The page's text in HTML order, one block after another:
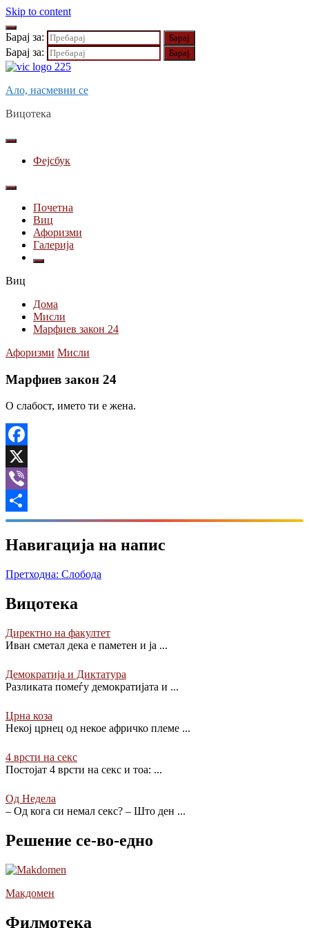
Skip to content
Барај за:
Барај за:
Ало, насмевни се
Вицотека
Фејсбук
Почетна
Виц
Афоризми
Галерија
Виц
Дома
Мисли
Марфиев закон 24
Афоризми Мисли
Марфиев закон 24
О слабост, името ти е жена.
Facebook
X
Viber
Share
Навигација на напис
Претходна: Слобода
Вицотека
Директно на факултет
Иван сметал дека е паметен и ја ...
Демократија и Диктатура
Разликата помеѓу демократијата и ...
Црна коза
Некој црнец од некое афричко племе ...
4 врсти на секс
Постојат 4 врсти на секс и тоа: ...
Од Недела
– Од кога си немал секс? – Што ден ...
Решение се-во-едно
Макдомен
Филмотека